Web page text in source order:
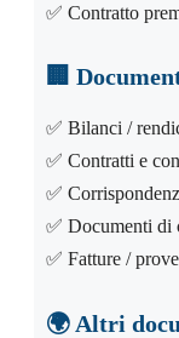
✅ Contratto
🏢
✅ Bilanci /
✅ Contratti e
✅
✅ Documenti di
✅ Fatture /
🌍 Altri